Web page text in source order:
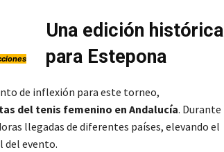
Una edición histórica
para Estepona
de inflexión para este torneo,
del tenis femenino en Andalucía. Durante
llegadas de diferentes países, elevando el
evento.